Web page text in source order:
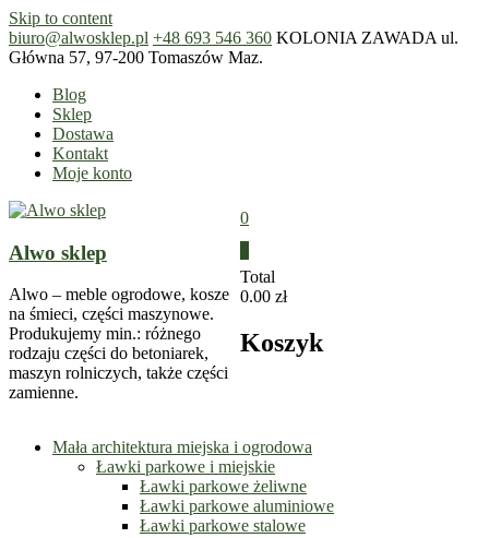
Skip to content
biuro@alwosklep.pl +48 693 546 360 KOLONIA ZAWADA ul.
Główna 57, 97-200 Tomaszów Maz.
Blog
Sklep
Dostawa
Kontakt
Moje konto
Alwo sklep
Alwo – meble ogrodowe, kosze
na śmieci, części maszynowe.
Produkujemy min.: różnego
rodzaju części do betoniarek,
maszyn rolniczych, także części
zamienne.
0
Total
0.00 zł
Koszyk
Mała architektura miejska i ogrodowa
Ławki parkowe i miejskie
Ławki parkowe żeliwne
Ławki parkowe aluminiowe
Ławki parkowe stalowe